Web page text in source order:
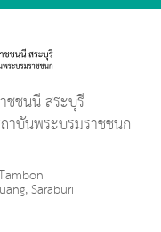
ชชนนี สระบุรี
บันพระบรมราชชนก
Saraburi